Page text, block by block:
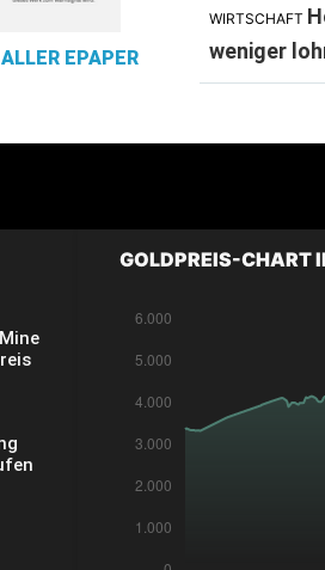
EPAPER
WIRTSCHAFT
weniger
GOLDPREIS-CHART